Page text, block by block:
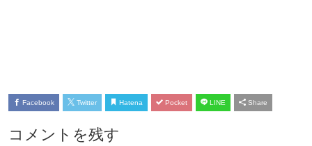
Facebook Twitter Hatena Pocket LINE Share
コメントを残す